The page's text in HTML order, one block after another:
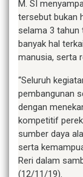
M. SI
tersebut bukan
selama 3 tahun
banyak hal
manusia, serta
“Seluruh
pembangunan
dengan
kompetitif
sumber daya
serta
Reri dalam
(12/11/19).